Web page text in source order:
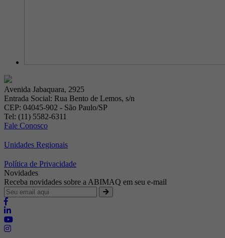
Avenida Jabaquara, 2925
Entrada Social: Rua Bento de Lemos, s/n
CEP: 04045-902 - São Paulo/SP
Tel: (11) 5582-6311
Fale Conosco
Unidades Regionais
Política de Privacidade
Novidades
Receba novidades sobre a ABIMAQ em seu e-mail